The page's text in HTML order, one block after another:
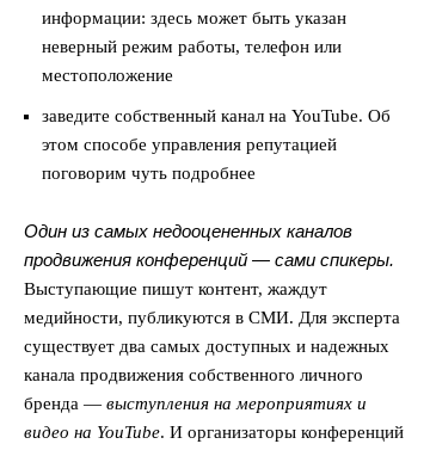
информации: здесь может быть указан
неверный режим работы, телефон или
местоположение
заведите собственный канал на YouTube. Об
этом способе управления репутацией
поговорим чуть подробнее
Один из самых недооцененных каналов
продвижения конференций — сами спикеры.
Выступающие пишут контент, жаждут
медийности, публикуются в СМИ. Для эксперта
существует два самых доступных и надежных
канала продвижения собственного личного
бренда — выступления на мероприятиях и
видео на YouTube. И организаторы конференций